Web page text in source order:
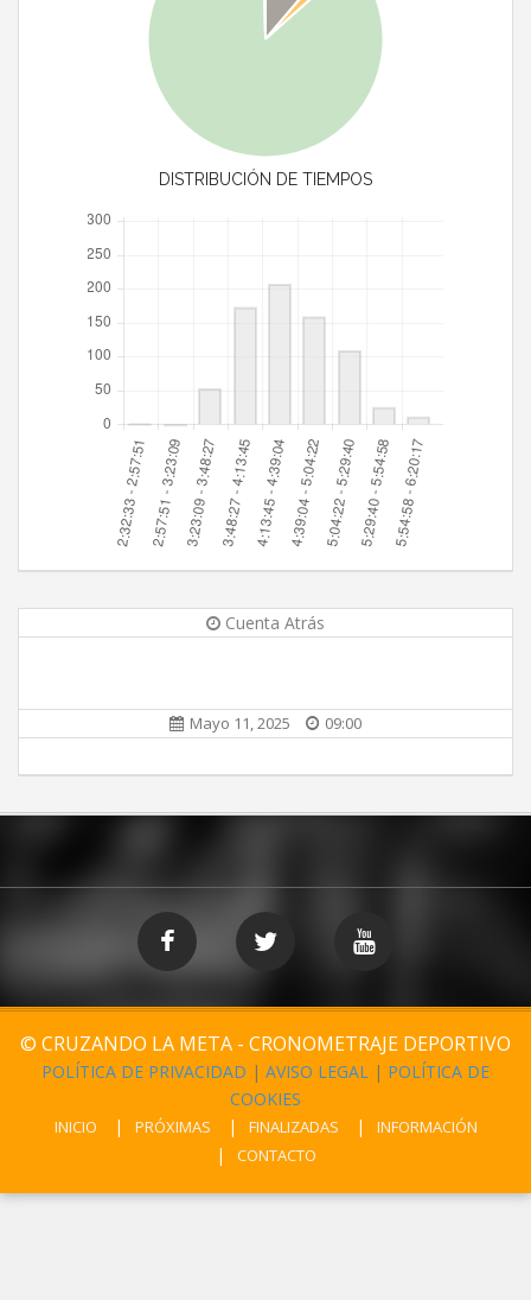
DISTRIBUCIÓN DE TIEMPOS
Cuenta Atrás
Mayo 11, 2025 09:00
© CRUZANDO LA META - CRONOMETRAJE DEPORTIVO
POLÍTICA DE PRIVACIDAD | AVISO LEGAL | POLÍTICA DE
COOKIES
INICIO PRÓXIMAS FINALIZADAS
INFORMACIÓN
CONTACTO